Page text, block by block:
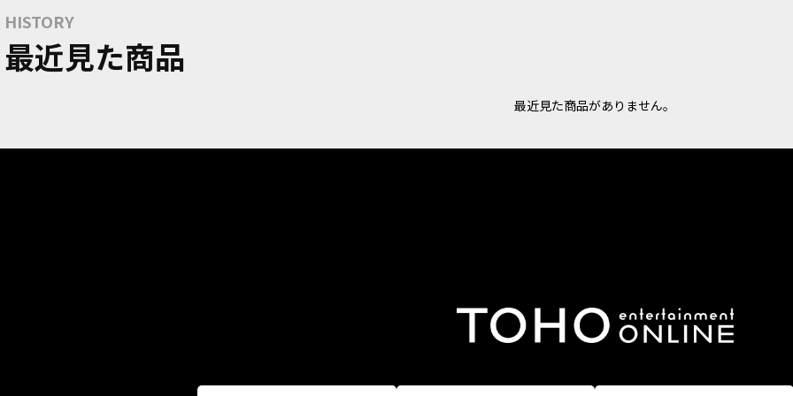
HISTORY
最近見た商品
最近見た商品がありません。